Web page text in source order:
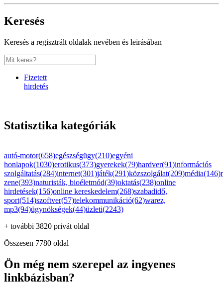
Keresés
Keresés a regisztrált oldalak nevében és leirásában
Fizetett
hirdetés
Statisztika kategóriák
autó-motor(658)egészségügy(210)egyéni
honlapok(1030)erotikus(373)gyerekek(79)hardver(91)információs
szolgáltatás(284)internet(301)játék(291)közszolgálat(209)média(146)
zene(393)naturisták, bioéletmód(39)oktatás(238)online
hirdetések(156)online kereskedelem(268)szabadidő,
sport(514)szoftver(57)telekommunikáció(62)warez,
mp3(94)ügynökségek(44)üzleti(2243)
+ további 3820 privát oldal
Összesen 7780 oldal
Ön még nem szerepel az ingyenes
linkbázisban?